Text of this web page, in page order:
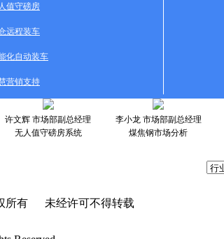
值守磅房
远程装车
化自动装车
营销支持
许文辉 市场部副总经理
无人值守磅房系统
李小龙 市场部副总经理
煤焦钢市场分析
所有 未经许可不得转载